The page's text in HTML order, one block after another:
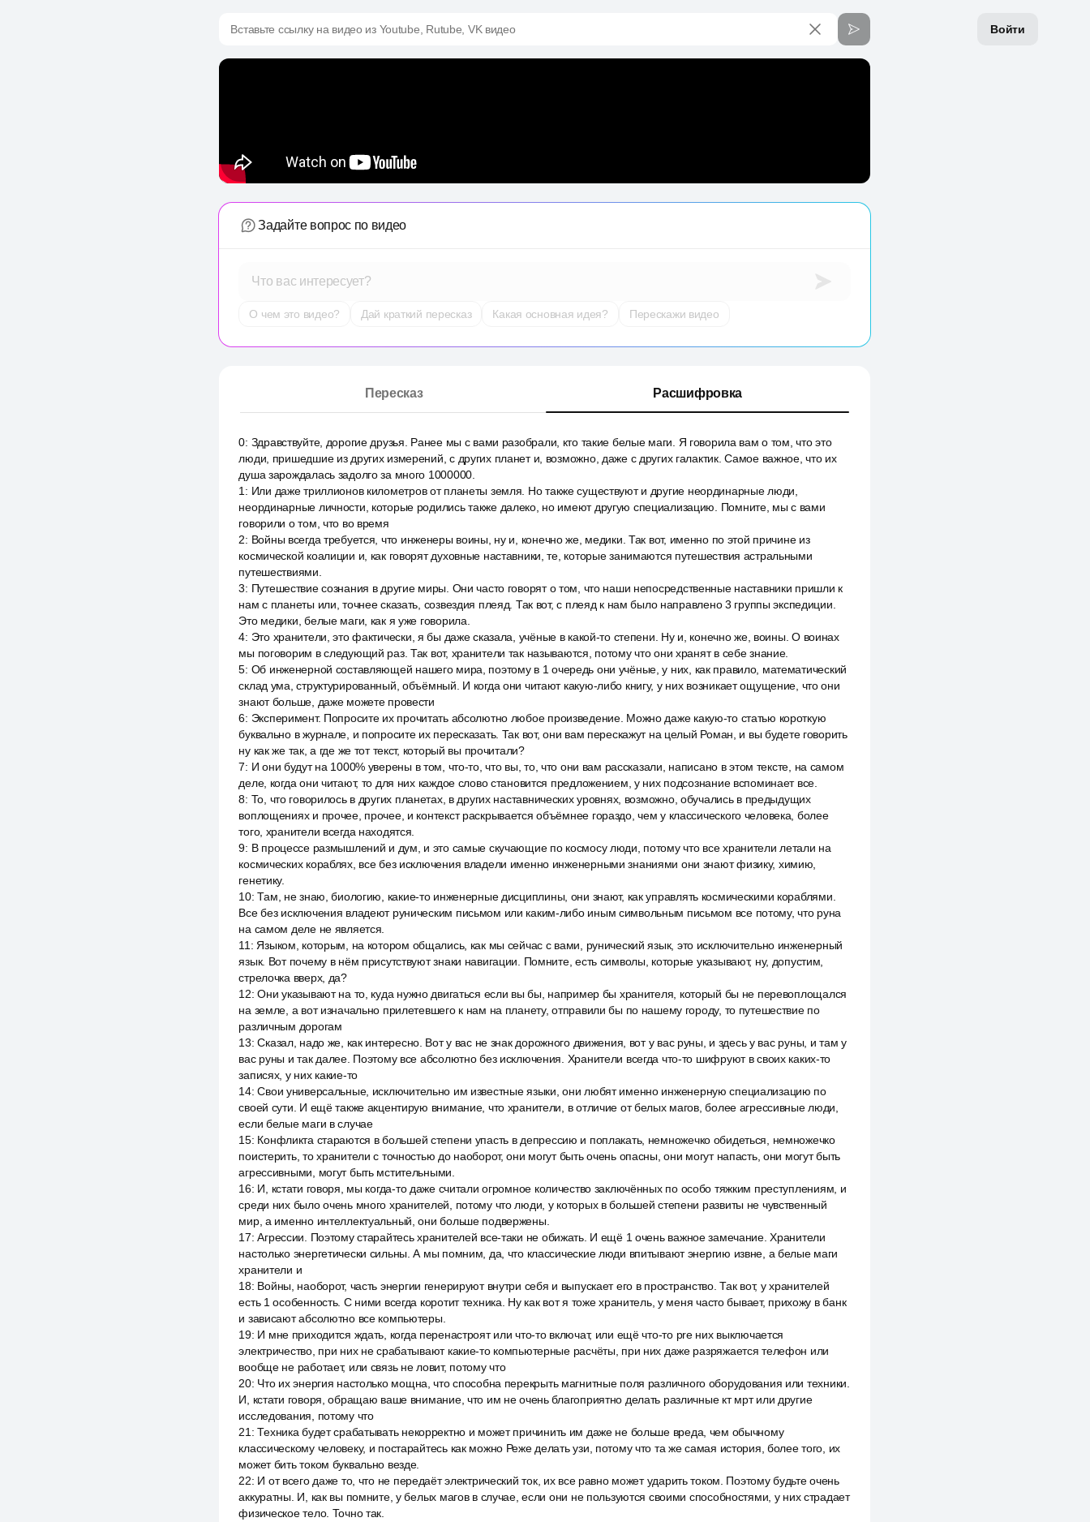
Войти
Вставьте ссылку на видео из Youtube, Rutube, VK видео
Задайте вопрос по видео
Что вас интересует?
О чем это видео? Дай краткий пересказ Какая основная идея? Перескажи видео
Пересказ Расшифровка
0: Здравствуйте, дорогие друзья. Ранее мы с вами разобрали, кто такие белые маги. Я говорила вам о том, что это
люди, пришедшие из других измерений, с других планет и, возможно, даже с других галактик. Самое важное, что их
душа зарождалась задолго за много 1000000.
1 : Или даже триллионов километров от планеты земля. Но также существуют и другие неординарные люди,
неординарные личности, которые родились также далеко, но имеют другую специализацию. Помните, мы с вами
говорили о том, что во время
2: Войны всегда требуется, что инженеры воины, ну и, конечно же, медики. Так вот, именно по этой причине из
космической коалиции и, как говорят духовные наставники, те, которые занимаются путешествия астральными
путешествиями.
3: Путешествие сознания в другие миры. Они часто говорят о том, что наши непосредственные наставники пришли к
нам с планеты или, точнее сказать, созвездия плеяд. Так вот, с плеяд к нам было направлено 3 группы экспедиции.
Это медики, белые маги, как я уже говорила.
4: Это хранители, это фактически, я бы даже сказала, учёные в какой-то степени. Ну и, конечно же, воины. О воинах
мы поговорим в следующий раз. Так вот, хранители так называются, потому что они хранят в себе знание.
5: Об инженерной составляющей нашего мира, поэтому в 1 очередь они учёные, у них, как правило, математический
склад ума, структурированный, объёмный. И когда они читают какую-либо книгу, у них возникает ощущение, что они
знают больше, даже можете провести
6: Эксперимент. Попросите их прочитать абсолютно любое произведение. Можно даже какую-то статью короткую
буквально в журнале, и попросите их пересказать. Так вот, они вам перескажут на целый Роман, и вы будете говорить
ну как же так, а где же тот текст, который вы прочитали?
7: И они будут на 1000% уверены в том, что-то, что вы, то, что они вам рассказали, написано в этом тексте, на самом
деле, когда они читают, то для них каждое слово становится предложением, у них подсознание вспоминает все.
8: То, что говорилось в других планетах, в других наставнических уровнях, возможно, обучались в предыдущих
воплощениях и прочее, прочее, и контекст раскрывается объёмнее гораздо, чем у классического человека, более
того, хранители всегда находятся.
9: В процессе размышлений и дум, и это самые скучающие по космосу люди, потому что все хранители летали на
космических кораблях, все без исключения владели именно инженерными знаниями они знают физику, химию,
генетику.
10:Там, не знаю, биологию, какие-то инженерные дисциплины, они знают, как управлять космическими кораблями.
Все без исключения владеют руническим письмом или каким-либо иным символьным письмом все потому, что руна
на самом деле не является.
11 : Языком, которым, на котором общались, как мы сейчас с вами, рунический язык, это исключительно инженерный
язык. Вот почему в нём присутствуют знаки навигации. Помните, есть символы, которые указывают, ну, допустим,
стрелочка вверх, да?
12:Они указывают на то, куда нужно двигаться если вы бы, например бы хранителя, который бы не перевоплощался
на земле, а вот изначально прилетевшего к нам на планету, отправили бы по нашему городу, то путешествие по
различным дорогам
13:Сказал, надо же, как интересно. Вот у вас не знак дорожного движения, вот у вас руны, и здесь у вас руны, и там у
вас руны и так далее. Поэтому все абсолютно без исключения. Хранители всегда что-то шифруют в своих каких-то
записях, у них какие-то
14:Свои универсальные, исключительно им известные языки, они любят именно инженерную специализацию по
своей сути. И ещё также акцентирую внимание, что хранители, в отличие от белых магов, более агрессивные люди,
если белые маги в случае
15: Конфликта стараются в большей степени упасть в депрессию и поплакать, немножечко обидеться, немножечко
поистерить, то хранители с точностью до наоборот, они могут быть очень опасны, они могут напасть, они могут быть
агрессивными, могут быть мстительными.
16: И, кстати говоря, мы когда-то даже считали огромное количество заключённых по особо тяжким преступлениям, и
среди них было очень много хранителей, потому что люди, у которых в большей степени развиты не чувственный
мир, а именно интеллектуальный, они больше подвержены.
17:Агрессии. Поэтому старайтесь хранителей все-таки не обижать. И ещё 1 очень важное замечание. Хранители
настолько энергетически сильны. А мы помним, да, что классические люди впитывают энергию извне, а белые маги
хранители и
18: Войны, наоборот, часть энергии генерируют внутри себя и выпускает его в пространство. Так вот, у хранителей
есть 1 особенность. С ними всегда коротит техника. Ну как вот я тоже хранитель, у меня часто бывает, прихожу в банк
и зависают абсолютно все компьютеры.
19: И мне приходится ждать, когда перенастроят или что-то включат, или ещё что-то pre них выключается
электричество, при них не срабатывают какие-то компьютерные расчёты, при них даже разряжается телефон или
вообще не работает, или связь не ловит, потому что
20: Что их энергия настолько мощна, что способна перекрыть магнитные поля различного оборудования или техники.
И, кстати говоря, обращаю ваше внимание, что им не очень благоприятно делать различные кт мрт или другие
исследования, потому что
21 :Техника будет срабатывать некорректно и может причинить им даже не больше вреда, чем обычному
классическому человеку, и постарайтесь как можно Реже делать узи, потому что та же самая история, более того, их
может бить током буквально везде.
22: И от всего даже то, что не передаёт электрический ток, их все равно может ударить током. Поэтому будьте очень
аккуратны. И, как вы помните, у белых магов в случае, если они не пользуются своими способностями, у них страдает
физическое тело. Точно так.